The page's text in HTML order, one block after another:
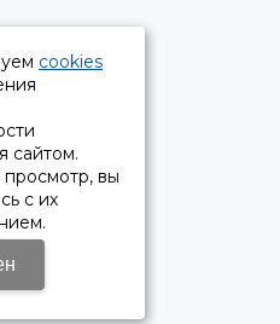
cookies
сайтом.
вы
с их